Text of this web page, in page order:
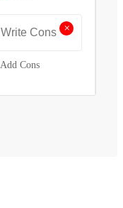
+
Add Cons